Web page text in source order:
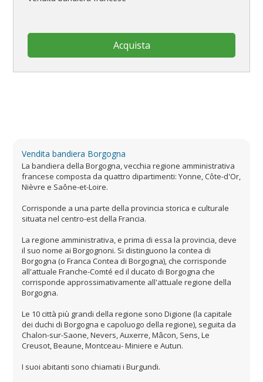
Acquista
Vendita bandiera Borgogna
La bandiera della Borgogna, vecchia regione amministrativa
francese composta da quattro dipartimenti: Yonne, Côte-d'Or,
Nièvre e Saône-et-Loire.
Corrisponde a una parte della provincia storica e culturale
situata nel centro-est della Francia.
La regione amministrativa, e prima di essa la provincia, deve
il suo nome ai Borgognoni. Si distinguono la contea di
Borgogna (o Franca Contea di Borgogna), che corrisponde
all'attuale Franche-Comté ed il ducato di Borgogna che
corrisponde approssimativamente all'attuale regione della
Borgogna.
Le 10 città più grandi della regione sono Digione (la capitale
dei duchi di Borgogna e capoluogo della regione), seguita da
Chalon-sur-Saone, Nevers, Auxerre, Mâcon, Sens, Le
Creusot, Beaune, Montceau- Miniere e Autun.
I suoi abitanti sono chiamati i Burgundi.